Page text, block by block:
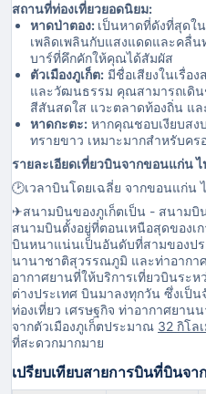
สถานที่ท่องเที่ยวยอดนิยม:
หาดป่าตอง: เป็นหาดที่ดังที่สุดใ
เพลิดเพลินกับแสงแดดและคลื่
บาร์ที่คึกคักให้คุณได้สัมผัส
ตัวเมืองภูเก็ต: มีชื่อเสียงในเรื่อ
และวัฒนธรรม คุณสามารถเดิ
สีสันสดใส แวะตลาดท้องถิ่น แล
หาดกะตะ: หากคุณชอบเงียบสง
ทรายขาว เหมาะมากสำหรับคร
รายละเอียดเที่ยวบินจากขอนแก่น ไ
🕑️เวลาบินโดยเฉลี่ย จากขอนแก่น
✈สนามบินของภูเก็ตเป็น - สนามบิ
สนามบินตั้งอยู่ที่ตอนเหนือสุดของเ
บินหนาแน่นเป็นอันดับที่สามของปร
นานาชาติสุวรรณภูมิ และท่าอากา
อากาศยานที่ให้บริการเที่ยวบินระห
ต่างประเทศ บินมาลงทุกวัน ซึ่งเป็
ท่องเที่ยว เศรษฐกิจ ท่าอากาศยา
จากตัวเมืองภูเก็ตประมาณ 32 กิโล
ที่สะดวกมากมาย
เปรียบเทียบสายการบินที่บินจ